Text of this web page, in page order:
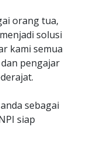
orang tua,
solusi
kami semua
pengajar
sebagai
siap